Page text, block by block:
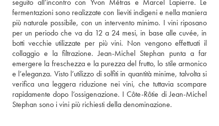
seguito all’incontro con Yvon Métras e Marcel Lapierre. Le
fermentazioni sono realizzate con lieviti indigeni e nella maniera
più naturale possibile, con un intervento minimo. I vini riposano
per un periodo che va da 12 a 24 mesi, in base alle cuvée, in
botti vecchie utilizzate per più vini. Non vengono effettuati il
collaggio e la filtrazione. Jean-Michel Stephan punta a far
emergere la freschezza e la purezza del frutto, lo stile armonico
e l’eleganza. Visto l’utilizzo di solfiti in quantità minime, talvolta si
verifica una leggera riduzione nei vini, che tuttavia scompare
rapidamente dopo l’ossigenazione. I Côte-Rôtie di Jean-Michel
Stephan sono i vini più richiesti della denominazione.